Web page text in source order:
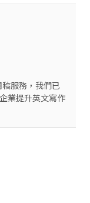
服務，我們已
業提升英文寫作